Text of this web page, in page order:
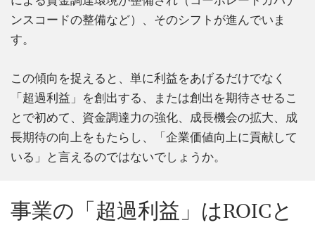
ンスコードの整備など）、そのシフトが進んでいま
す。
この傾向を捉えると、単に利益をあげるだけでなく
「超過利益」を創出する、または創出を期待させるこ
とで初めて、資金調達力の強化、成長機会の拡大、成
長期待の向上をもたらし、「企業価値向上に貢献して
いる」と言えるのではないでしょうか。
事業の「超過利益」はROICと